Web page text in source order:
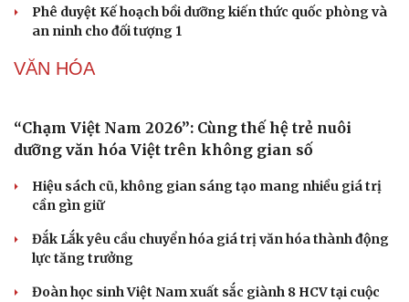
Nam khoa
Làm đẹp - giảm cân
Ăn sạch sống khỏe
Phê duyệt Kế hoạch bồi dưỡng kiến thức quốc phòng và
an ninh cho đối tượng 1
VĂN HÓA
“Chạm Việt Nam 2026”: Cùng thế hệ trẻ nuôi
dưỡng văn hóa Việt trên không gian số
Hiệu sách cũ, không gian sáng tạo mang nhiều giá trị
cần gìn giữ
Đắk Lắk yêu cầu chuyển hóa giá trị văn hóa thành động
lực tăng trưởng
Đoàn học sinh Việt Nam xuất sắc giành 8 HCV tại cuộc